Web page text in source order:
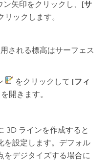
矢印をクリックし、 [サ
リックします。
される標高はサーフェス
をクリックして [フィ
開きます。
3D ラインを作成すると
を設定します。デフォル
をデジタイズする場合に